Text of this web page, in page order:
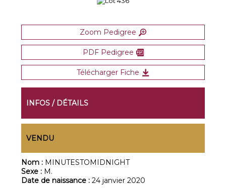
Zoom Pedigree
PDF Pedigree
Télécharger Fiche
INFOS / DÉTAILS
VENDU
Nom : MINUTESTOMIDNIGHT
Sexe : M.
Date de naissance :24 janvier 2020